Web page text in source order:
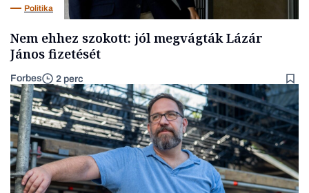
Politika
Nem ehhez szokott: jól megvágták Lázár
János fizetését
Forbes 2 perc